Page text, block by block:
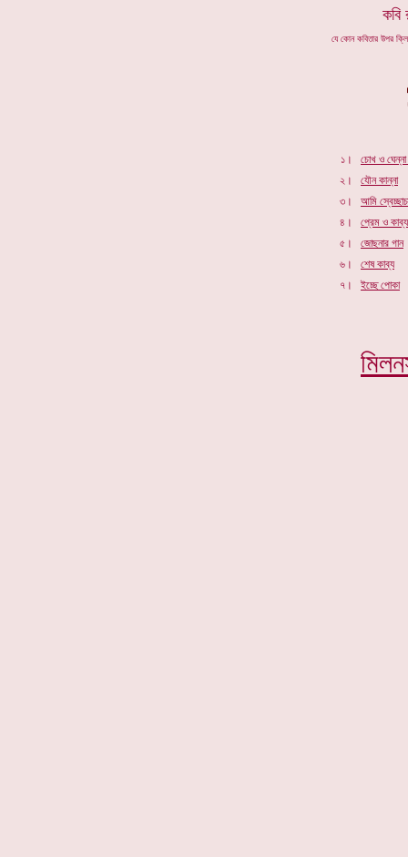
কবি
যে কোন কবিতার উপর
চোখ ও ঘেন্না
যৌন কান্না
আমি
প্রেম ও কাব্য
জোছনার গান
শেষ কাব্য
ইচ্ছে পোকা
১।
২।
৩।
৪।
৫।
৬।
৭।